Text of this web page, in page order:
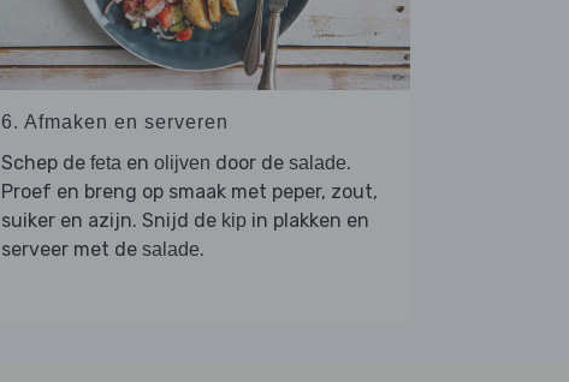
6. Afmaken en serveren
Schep de feta en olijven door de salade.
Proef en breng op smaak met peper, zout,
suiker en azijn. Snijd de kip in plakken en
serveer met de salade.